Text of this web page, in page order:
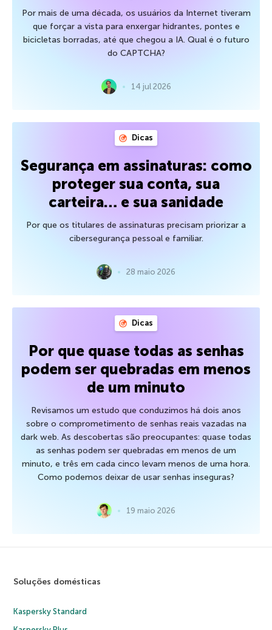
Por mais de uma década, os usuários da Internet tiveram
que forçar a vista para enxergar hidrantes, pontes e
bicicletas borradas, até que chegou a IA. Qual é o futuro
do CAPTCHA?
14 jul 2026
Dicas
Segurança em assinaturas: como
proteger sua conta, sua
carteira… e sua sanidade
Por que os titulares de assinaturas precisam priorizar a
cibersegurança pessoal e familiar.
28 maio 2026
Dicas
Por que quase todas as senhas
podem ser quebradas em menos
de um minuto
Revisamos um estudo que conduzimos há dois anos
sobre o comprometimento de senhas reais vazadas na
dark web. As descobertas são preocupantes: quase todas
as senhas podem ser quebradas em menos de um
minuto, e três em cada cinco levam menos de uma hora.
Como podemos deixar de usar senhas inseguras?
19 maio 2026
Soluções domésticas
Kaspersky Standard